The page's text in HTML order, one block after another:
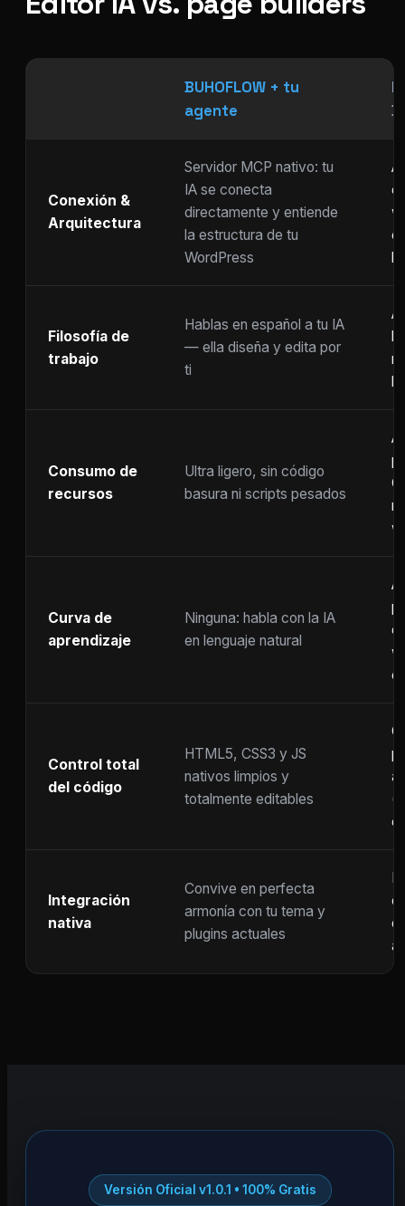
BUHOFLOW + tu
agente
Conexión &
Arquitectura
Servidor MCP nativo: tu
IA se conecta
directamente y entiende
la estructura de tu
WordPress
Filosofía de
trabajo
Hablas en español a tu IA
— ella diseña y edita por
ti
Consumo de
recursos
Ultra ligero, sin código
basura ni scripts pesados
Curva de
aprendizaje
Ninguna: habla con la IA
en lenguaje natural
Control total
del código
HTML5, CSS3 y JS
nativos limpios y
totalmente editables
Integración
nativa
Convive en perfecta
armonía con tu tema y
plugins actuales
Versión Oficial v1.0.1 • 100% Gratis